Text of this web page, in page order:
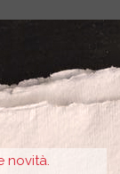
novità.